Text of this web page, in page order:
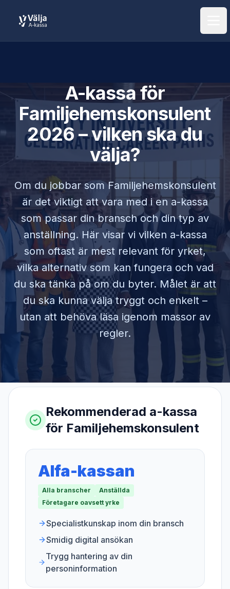
A-kassa för
Familjehemskonsulent
2026 – vilken ska du
välja?
Om du jobbar somFamiljehemskonsulent
är det viktigt att vara med i en a-kassa
som passar din bransch och din typ av
anställning. Här visar vi vilken a-kassa
som oftast är mest relevant för yrket,
vilka alternativ som kan fungera och vad
du ska tänka på om du byter. Målet är att
du ska kunna välja tryggt och enkelt –
utan att behöva läsa igenom massor av
regler.
Rekommenderad a-kassa
för Familjehemskonsulent
Alfa-kassan
Alla branscher
Anställda
Företagare oavsett yrke
Specialistkunskap inom din bransch
Smidig digital ansökan
Trygg hantering av din
personinformation